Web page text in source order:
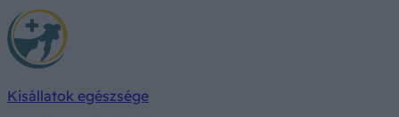
Kisállatok egészsége